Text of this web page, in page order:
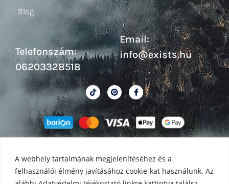
A webhely tartalmának megjelenítéséhez és a
felhasználói élmény javításához cookie-kat használunk. Az
Blog
Telefonszám:
06203328518
Email:
info@exists.hu